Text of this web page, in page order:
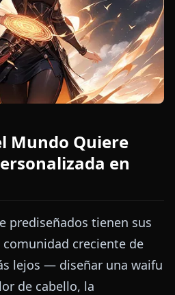
Mundo Quiere
en
prediseñados tienen sus
creciente de
lejos — diseñar una waifu
de cabello, la